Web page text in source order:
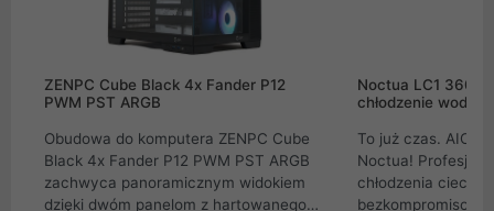
ZENPC Cube Black 4x Fander P12
PWM PST ARGB
Obudowa do komputera ZENPC Cube
Black 4x Fander P12 PWM PST ARGB
zachwyca panoramicznym widokiem
dzięki dwóm panelom z hartowanego
Noctua LC1
chłodzenie wodne
To już czas. AIO
Noctua!
chłodzenia cieczą